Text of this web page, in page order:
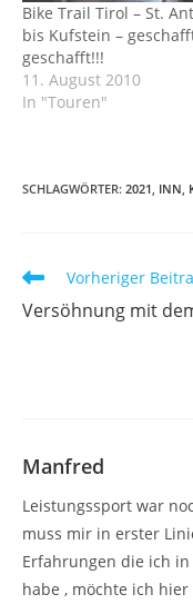
Bike Trail Tirol – St.
bis Kufstein –
geschafft!!!
11. August 2010
In "Touren"
SCHLAGWÖRTER: 2021 INN
Weitere
ansehen
Vorheriger
Versöhnung mit
Manfred
Leistungssport war
muss mir in erster
Erfahrungen die ich
habe , möchte ich